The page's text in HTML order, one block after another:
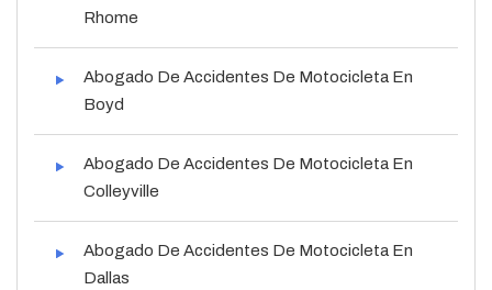
Rhome
Abogado De Accidentes De Motocicleta En
Boyd
Abogado De Accidentes De Motocicleta En
Colleyville
Abogado De Accidentes De Motocicleta En
Dallas